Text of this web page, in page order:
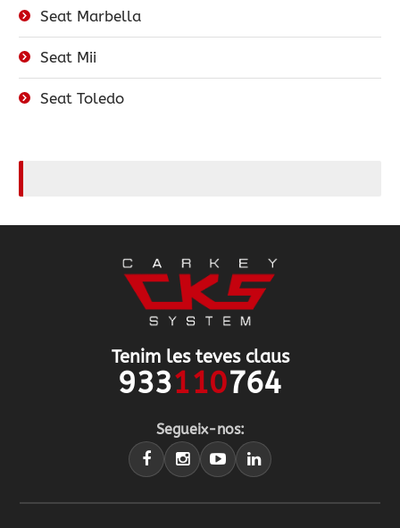
Seat Marbella
Seat Mii
Seat Toledo
Tenim les teves claus
933110764
Segueix-nos: